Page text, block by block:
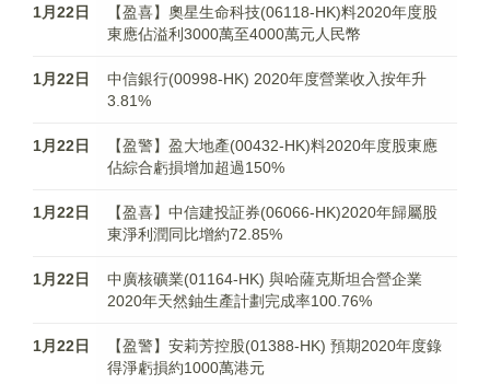
1月22日
【盈喜】奧星生命科技(06118-HK)料2020年度股
東應佔溢利3000萬至4000萬元人民幣
1月22日
中信銀行(00998-HK) 2020年度營業收入按年升
3.81%
1月22日
【盈警】盈大地產(00432-HK)料2020年度股東應
佔綜合虧損增加超過150%
1月22日
【盈喜】中信建投証券(06066-HK)2020年歸屬股
東淨利潤同比增約72.85%
1月22日
中廣核礦業(01164-HK) 與哈薩克斯坦合營企業
2020年天然鈾生產計劃完成率100.76%
1月22日
【盈警】安莉芳控股(01388-HK) 預期2020年度錄
得淨虧損約1000萬港元